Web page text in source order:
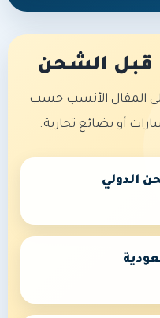
قبل الشحن
إلى المقال الأنسب حسب
أو بضائع تجارية.
الدولي